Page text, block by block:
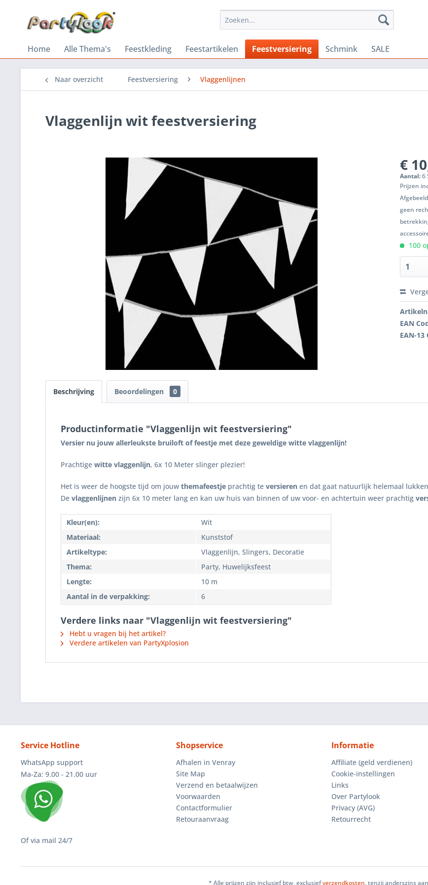
Home Alle Thema's Feestkleding Feestartikelen Feestversiering Schmink SALE
Naar overzicht Feestversiering Vlaggenlijnen
Vlaggenlijn wit feestversiering
€
Aantal:6
Prijzen
geen
100
EAN
EAN-13
Beschrijving Beoordelingen 0
Productinformatie "Vlaggenlijn wit feestversiering"
Versier nu jouw allerleukste bruiloft of feestje met deze geweldige witte vlaggenlijn!
Prachtige witte vlaggenlijn, 6x 10 Meter slinger plezier!
Het is weer de hoogste tijd om jouw themafeestje prachtig te versieren en dat gaat natuurlijk helemaal
De vlaggenlijnen zijn 6x 10 meter lang en kan uw huis van binnen of uw voor- en achtertuin weer prachtig
Kleur(en):
Wit
Materiaal:
Kunststof
Artikeltype:
Vlaggenlijn, Slingers, Decoratie
Thema:
Party, Huwelijksfeest
Lengte:
10 m
Aantal in de verpakking:
6
Verdere links naar "Vlaggenlijn wit feestversiering"
Hebt u vragen bij het artikel?
Verdere artikelen van PartyXplosion
Service Hotline
WhatsApp support
Ma-Za: 9.00 - 21.00 uur
Of via mail 24/7
Shopservice
Afhalen in Venray
Site Map
Verzend en betaalwijzen
Voorwaarden
Contactformulier
Retouraanvraag
Informatie
Affiliate (geld verdienen)
Cookie-instellingen
Links
Over Partylook
Privacy (AVG)
Retourrecht
* Alle prijzen zijn inclusief btw, exclusiefverzendkosten, tenzij anderszins